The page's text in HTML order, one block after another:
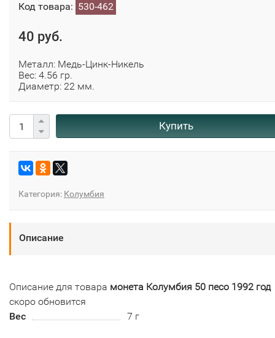
Код товара: 530-462
40 руб.
Металл: Медь-Цинк-Никель
Вес: 4.56 гр.
Диаметр: 22 мм.
Купить
Категория: Колумбия
Описание
Описание для товара монета Колумбия 50 песо 1992 год
скоро обновится
Вес
7 г